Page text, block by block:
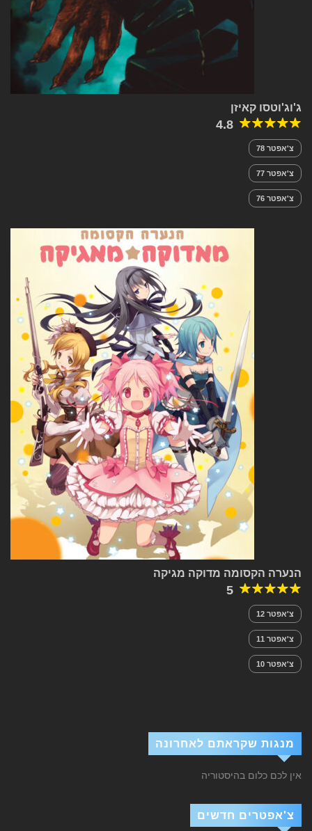
ג'וג'וטסו קאיזן
4.8
צ'אפטר 78
צ'אפטר 77
צ'אפטר 76
הנערה הקסומה מדוקה מגיקה
5
צ'אפטר 12
צ'אפטר 11
צ'אפטר 10
מנגות שקראתם לאחרונה
אין לכם כלום בהיסטוריה
צ'אפטרים חדשים